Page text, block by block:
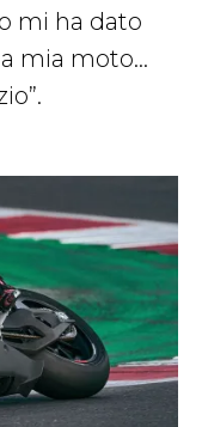
mi ha dato
mia moto…